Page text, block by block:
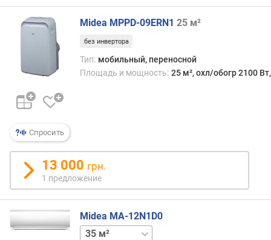
д
л
я
ж
м
а
х
ж
е
н
и
Спросить
Midea MPPD-09ERN1 25 м²
без инвертора
Тип: мобильный, переносной
Площадь и мощность: 25 м², охл/обогр 2100
13 000 грн.
1 предложение
Midea MA-12N1D0
26 м²50 м²